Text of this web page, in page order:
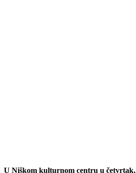
U Niškom kulturnom centru u